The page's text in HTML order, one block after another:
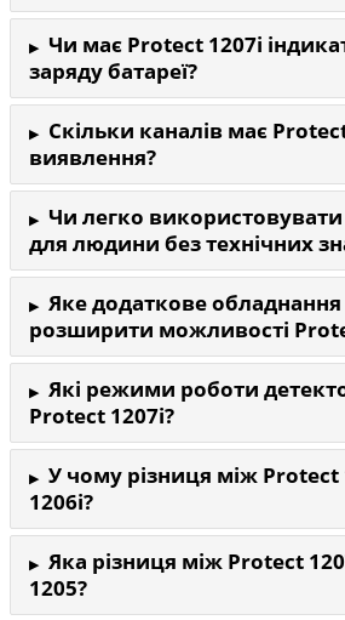
Чи має Protect 1207i
заряду батареї?
Скільки каналів має
виявлення?
Чи легко
для людини без технічних
Яке додаткове
розширити можливості
Які режими роботи
Protect 1207i?
У чому різниця між Protect
1206i?
Яка різниця між Protect
1205?